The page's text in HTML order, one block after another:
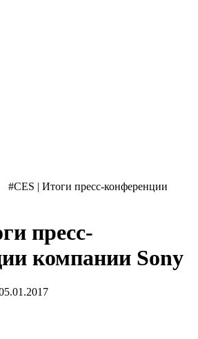
#CES | Итоги пресс-конференции
пресс-
компании Sony